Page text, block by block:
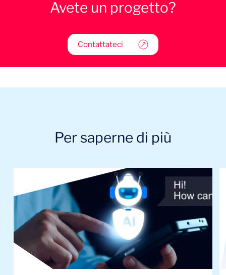
Avete un progetto?
Contattateci
Per saperne di più